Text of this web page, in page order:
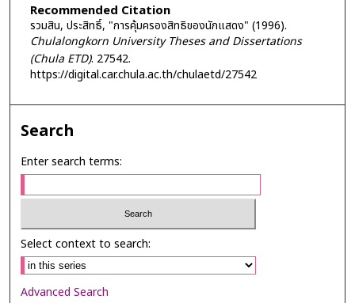
Recommended Citation
รวมสิน, ประสิทธิ์, "การคุ้มครองสิทธิของนักแสดง" (1996).
Chulalongkorn University Theses and Dissertations
(Chula ETD). 27542.
https://digital.car.chula.ac.th/chulaetd/27542
Search
Enter search terms:
Select context to search:
Advanced Search